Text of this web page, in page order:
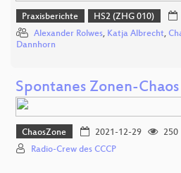
Praxisberichte HS2 (ZHG 010)
Alexander Rolwes, Katja Albrecht,
Dannhorn
Spontanes Zonen-Chaos
ChaosZone 2021-12-29
250
Radio-Crew des CCCP